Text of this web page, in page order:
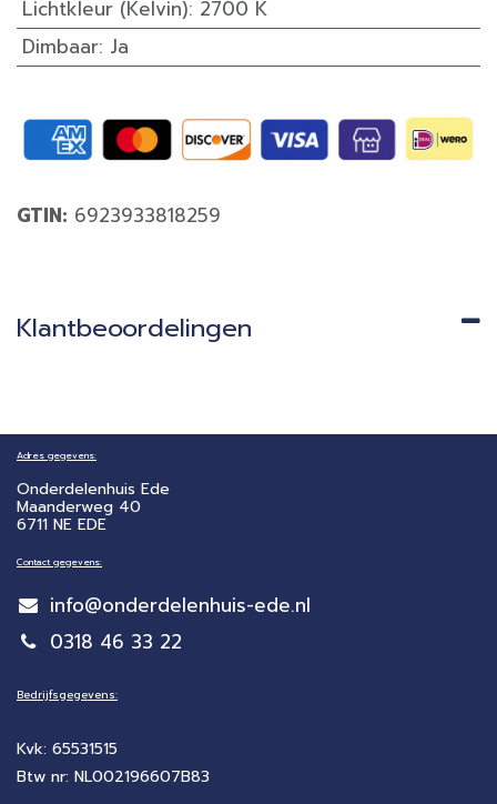
Lichtkleur (Kelvin): 2700 K
Dimbaar: Ja
GTIN: 6923933818259
Klantbeoordelingen
Adres gegevens:
Onderdelenhuis Ede
Maanderweg 40
6711 NE EDE
Contact gegevens:
info@onderdelenhuis-ede.nl
0318 46 33 22
Bedrijfsgegevens:
Kvk: 65531515
Btw nr: NL002196607B83